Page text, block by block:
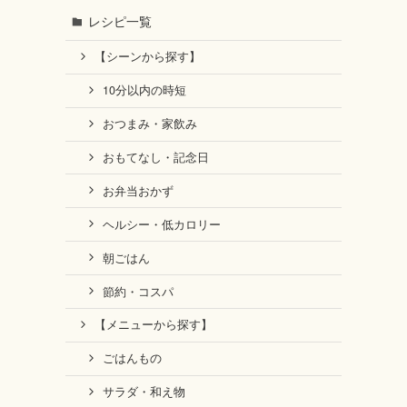
レシピ一覧
【シーンから探す】
10分以内の時短
おつまみ・家飲み
おもてなし・記念日
お弁当おかず
ヘルシー・低カロリー
朝ごはん
節約・コスパ
【メニューから探す】
ごはんもの
サラダ・和え物